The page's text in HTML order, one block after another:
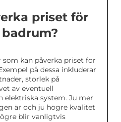
priset för
kan påverka priset för
på dessa inkluderar
storlek på
av eventuell
elektriska system. Ju mer
är och ju högre kvalitet
blir vanligtvis